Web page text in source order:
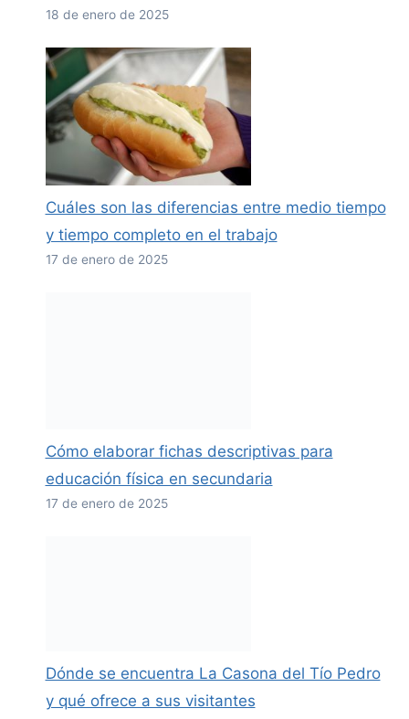
18 de enero de 2025
Cuáles son las diferencias entre medio tiempo
y tiempo completo en el trabajo
17 de enero de 2025
Cómo elaborar fichas descriptivas para
educación física en secundaria
17 de enero de 2025
Dónde se encuentra La Casona del Tío Pedro
y qué ofrece a sus visitantes